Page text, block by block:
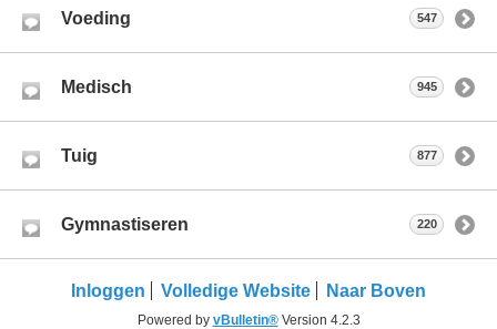
Voeding 547
Medisch 945
Tuig 877
Gymnastiseren 220
Inloggen Volledige Website Naar Boven
Powered by vBulletin®Version 4.2.3